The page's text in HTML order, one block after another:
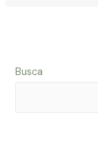
Busca